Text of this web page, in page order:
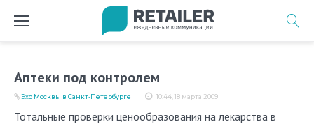
Аптеки под контролем
10:44, 18 марта 2009
Эхо Москвы в Санкт-Петербурге
Тотальные проверки ценообразования на лекарства в